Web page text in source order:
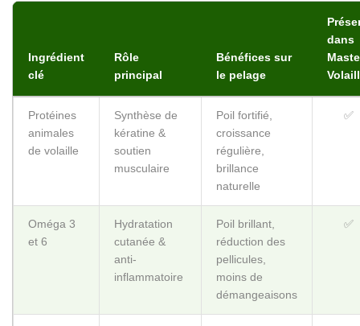
Ingrédient
clé
Rôle
principal
Bénéfices sur
le pelage
dans
Protéines
animales
de volaille
Synthèse de
kératine &
soutien
musculaire
Poil fortifié,
croissance
régulière,
brillance
naturelle
✅
Oméga 3
et 6
Hydratation
cutanée &
anti-
inflammatoire
Poil brillant,
réduction des
pellicules,
moins de
démangeaisons
✅